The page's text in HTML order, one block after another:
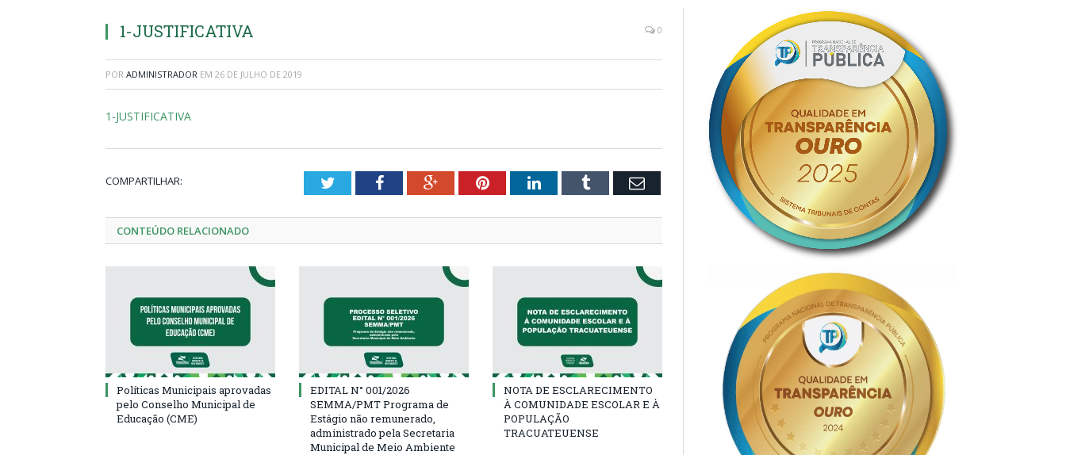
1-JUSTIFICATIVA 0
POR ADMINISTRADOR EM 26 DE JULHO DE 2019
1-JUSTIFICATIVA
COMPARTILHAR: TwitterFacebookGoogle+PinterestLinkedInTumblr Email
CONTEÚDO RELACIONADO
Políticas Municipais aprovadas
pelo Conselho Municipal de
Educação (CME)
EDITAL N° 001/2026
SEMMA/PMT Programa de
Estágio não remunerado,
administrado pela Secretaria
Municipal de Meio Ambiente
NOTA DE ESCLARECIMENTO
À COMUNIDADE ESCOLAR E À
POPULAÇÃO
TRACUATEUENSE